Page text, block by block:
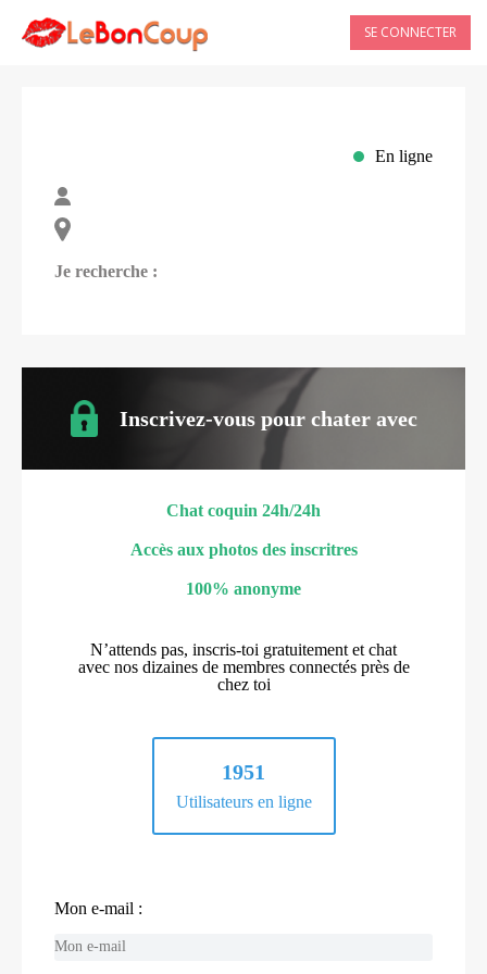
SE CONNECTER
En ligne
Je recherche :
Inscrivez-vous pour chater avec
Chat coquin 24h/24h
Accès aux photos des inscritres
100% anonyme
N’attends pas, inscris-toi gratuitement et chat
avec nos dizaines de membres connectés près de
chez toi
1951
Utilisateurs en ligne
Mon e-mail :